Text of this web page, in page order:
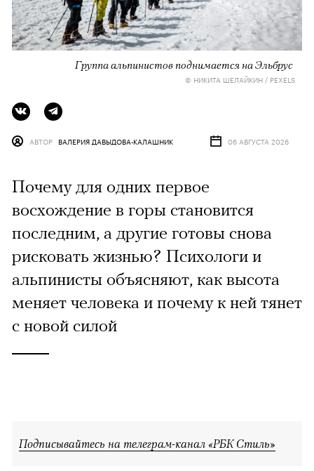
Группа альпинистов поднимается на Эльбрус
© НИКИТА ШЕЛАЙКИН / PEXELS
АВТОР ВАЛЕРИЯ ДАВЫДОВА-КАЛАШНИК 06 АВГУСТА 2026
Почему для одних первое
восхождение в горы становится
последним, а другие готовы снова
рисковать жизнью? Психологи и
альпинисты объясняют, как высота
меняет человека и почему к ней тянет
с новой силой
Подписывайтесь на телеграм-канал «РБК Стиль»